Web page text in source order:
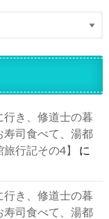
き、修道士の暮
寿司食べて、湯都
行記その4】
に
き、修道士の暮
寿司食べて、湯都